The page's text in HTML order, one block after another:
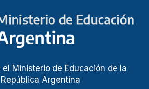
el Ministerio de Educación de la
República Argentina